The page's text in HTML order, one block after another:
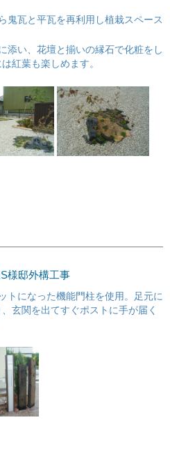
鬼瓦と平瓦を再利用し植栽スペース
添い、花壇と揃いの縁石で化粧をし
紅葉も楽しめます。
様邸外構工事
トになった機能門柱を使用。足元に
玄関を出てすぐポストに手が届く